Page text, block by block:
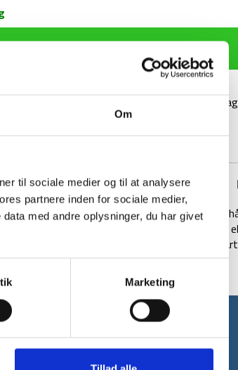
Om
til sociale medier og til at analysere
partnere inden for sociale medier,
med andre oplysninger, du har givet
Marketing
TILFØJ TIL KURV
100
YDERLIGERE INFORMATION BRAND
kan du altid have dine værdigenstande lige ved
styr på dem, end hvis de ligger i din lomme
kommer med to lynlåslommer og har et
til din første ordre*